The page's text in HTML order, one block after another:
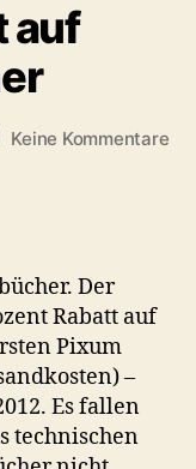
auf
Keine Kommentarezu
Der
Rabatt auf
Pixum
–
Es fallen
technischen